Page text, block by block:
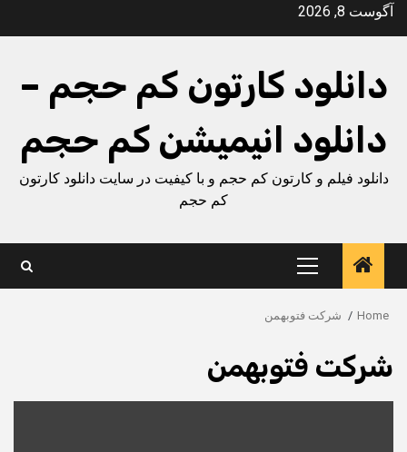
Skipآگوست 8, 2026
دانلود کارتون کم حجم –
دانلود انیمیشن کم حجم
دانلود فیلم و کارتون کم حجم و با کیفیت در سایت دانلود کارتون
کم حجم
Primary
Menu
Home شرکت فتوبهمن
شرکت فتوبهمن